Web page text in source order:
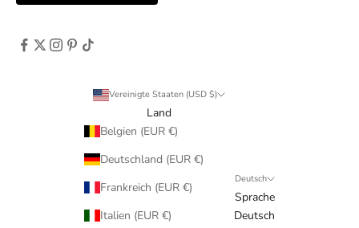
Vereinigte Staaten (USD $)
Land
Belgien (EUR €)
Deutschland (EUR €)
Frankreich (EUR €)
Italien (EUR €)
Deutsch
Sprache
Deutsch